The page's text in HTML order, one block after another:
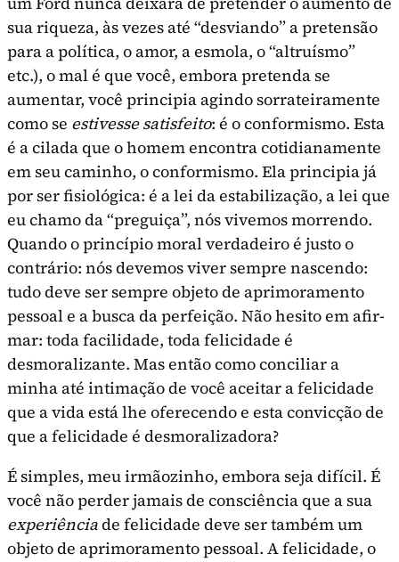
sua riqueza, às vezes até “desviando” a pretensão
para a política, o amor, a esmola, o “altruísmo”
etc.), o mal é que você, embora pretenda se
aumen­tar, você principia agindo sorrateiramente
como se estivesse satisfeito: é o conformismo. Esta
é a cila­da que o homem encontra cotidianamente
em seu caminho, o conformismo. Ela principia já
por ser fisiológica: é a lei da estabilização, a lei que
eu chamo da “preguiça”, nós vivemos morrendo.
Quando o princípio moral verdadeiro é justo o
contrário: nós devemos viver sempre nascendo:
tudo deve ser sempre objeto de aprimoramento
pessoal e a busca da perfeição. Não hesito em afir­
mar: toda facilidade, toda felicidade é
desmoralizante. Mas então como conciliar a
minha até inti­mação de você aceitar a felicidade
que a vida está lhe oferecendo e esta convicção de
que a felicidade é desmoralizadora?
É simples, meu irmãozinho, embora seja difí­cil. É
você não perder jamais de consciência que a sua
experiênciade felicidade deve ser também um
objeto de aprimoramento pessoal. A felicidade, o